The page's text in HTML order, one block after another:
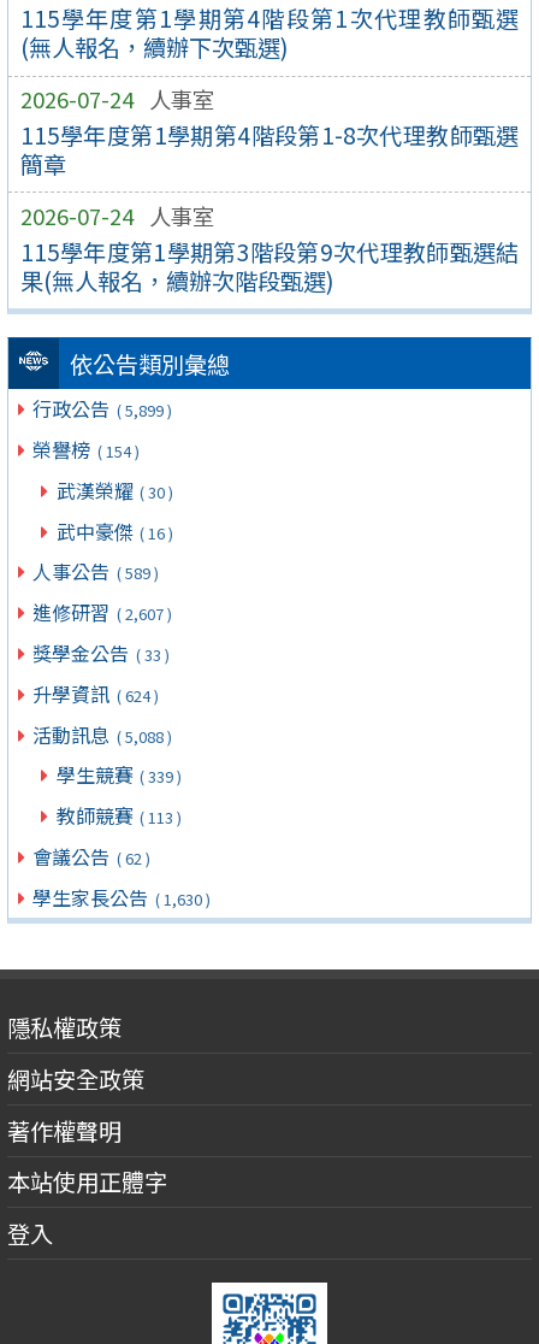
115學年度第1學期第4階段第1次代理教師甄選
(無人報名，續辦下次甄選)
2026-07-24 人事室
115學年度第1學期第4階段第1-8次代理教師甄選
簡章
2026-07-24 人事室
115學年度第1學期第3階段第9次代理教師甄選結
果(無人報名，續辦次階段甄選)
依公告類別彙總
行政公告 ( 5,899 )
榮譽榜 ( 154 )
武漢榮耀 ( 30 )
武中豪傑 ( 16 )
人事公告 ( 589 )
進修研習 ( 2,607 )
獎學金公告 ( 33 )
升學資訊 ( 624 )
活動訊息 ( 5,088 )
學生競賽 ( 339 )
教師競賽 ( 113 )
會議公告 ( 62 )
學生家長公告 ( 1,630 )
隱私權政策
網站安全政策
著作權聲明
本站使用正體字
登入